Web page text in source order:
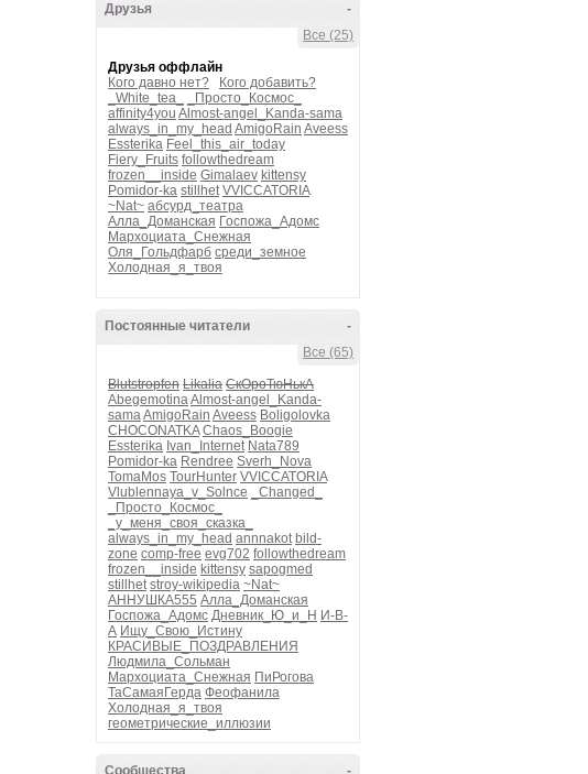
-
Друзья
Все (25)
Друзья оффлайн
Кого давно нет?
Кого добавить?
_White_tea_
_Просто_Космос_
affinity4you Almost-angel_Kanda-sama
always_in_my_head AmigoRain Aveess
Essterika Feel_this_air_today
Fiery_Fruits followthedream
frozen__inside Gimalaev kittensy
Pomidor-ka stillhet VVICCATORIA
~Nat~ абсурд_театра
Алла_Доманская Госпожа_Адомс
Мархоциата_Снежная
Оля_Гольдфарб среди_земное
Холодная_я_твоя
-
Постоянные читатели
Все (65)
Blutstropfen Likalia СкОроТюНькА
AbegemotinaAlmost-angel_Kanda-
samaAmigoRain Aveess Boligolovka
CHOCONATKA Chaos_Boogie
Essterika Ivan_Internet Nata789
Pomidor-ka Rendree Sverh_Nova
TomaMos TourHunter VVICCATORIA
Vlublennaya_v_Solnce
_Changed_
_Просто_Космос_
_у_меня_своя_сказка_
always_in_my_head annnakot bild-
zone comp-free evg702 followthedream
frozen__inside kittensy sapogmed
stillhet stroy-wikipedia ~Nat~
АННУШКА555 Алла_Доманская
Госпожа_Адомс Дневник_Ю_и_Н И-В-
А Ищу_Свою_Истину
КРАСИВЫЕ_ПОЗДРАВЛЕНИЯ
Людмила_Сольман
Мархоциата_Снежная ПиРогова
ТаСамаяГерда Феофанила
Холодная_я_твоя
геометрические_иллюзии
-
Сообщества